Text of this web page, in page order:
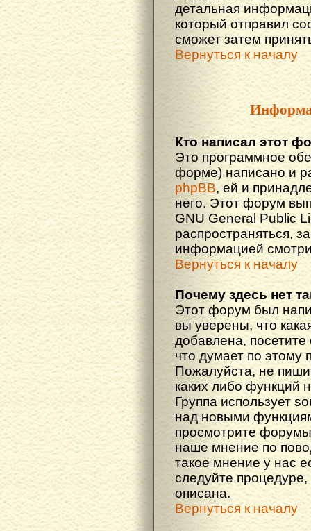
детальная
который отправил
сможет затем
Вернуться к началу
Кто написал этот
Это программное
форме) написано и
phpBB, ей и
него. Этот форум
GNU General Public
распространяться,
информацией
Вернуться к началу
Почему здесь нет
Этот форум был
вы уверены, что
добавлена,
что думает по этому
Пожалуйста, не
каких либо функций
Группа использует
над новыми
просмотрите
наше мнение по
такое мнение у нас
следуйте процедуре,
описана.
Вернуться к началу